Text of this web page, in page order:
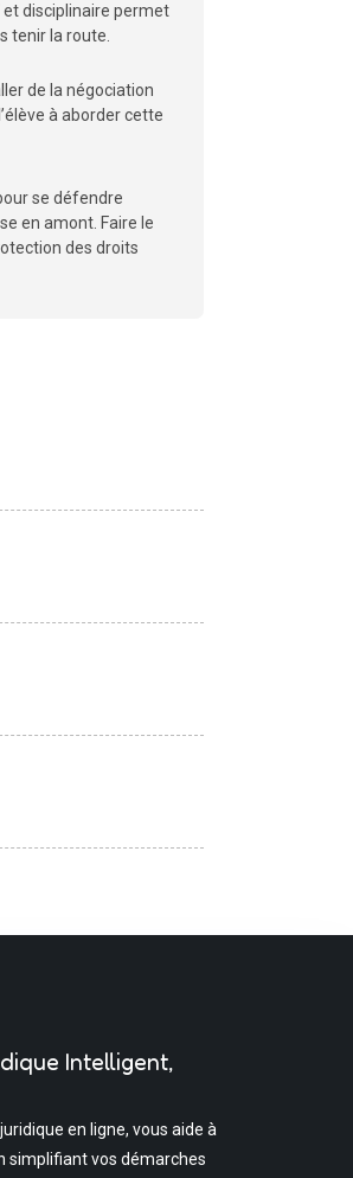
disciplinaire permet
tenir la route.
de la négociation
à aborder cette
se défendre
en amont. Faire le
des droits
Intelligent,
en ligne, vous aide à
simplifiant vos démarches